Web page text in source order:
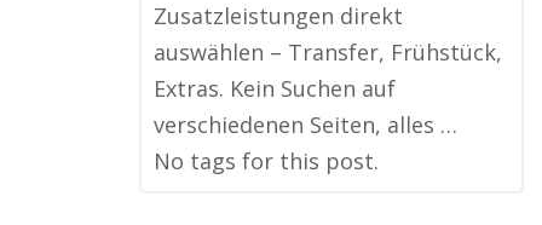
Zusatzleistungen direkt
auswählen – Transfer, Frühstück,
Extras. Kein Suchen auf
verschiedenen Seiten, alles …
No tags for this post.